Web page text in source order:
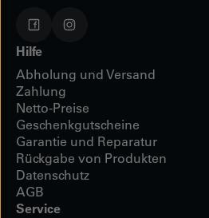
Hilfe
Abholung und Versand
Zahlung
Netto-Preise
Geschenkgutscheine
Garantie und Reparatur
Rückgabe von Produkten
Datenschutz
AGB
Service